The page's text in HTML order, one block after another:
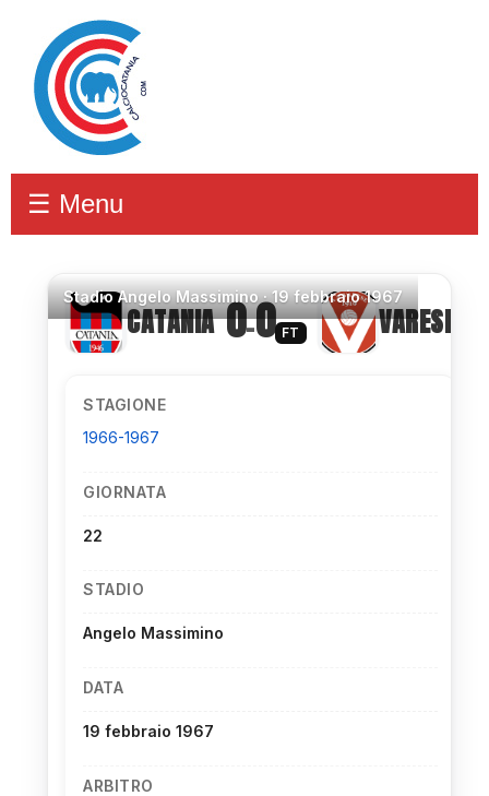
☰ Menu
StadioAngelo Massimino ·19 febbraio 1967
CATANIA 0–0 FT VARESE
STAGIONE
1966-1967
GIORNATA
22
STADIO
Angelo Massimino
DATA
19 febbraio 1967
ARBITRO